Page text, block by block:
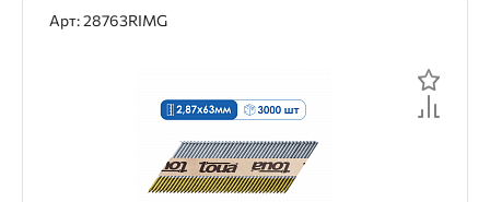
Декоративные работы
Для аккумуляторных пистолетов
Арт: 28763RIMG